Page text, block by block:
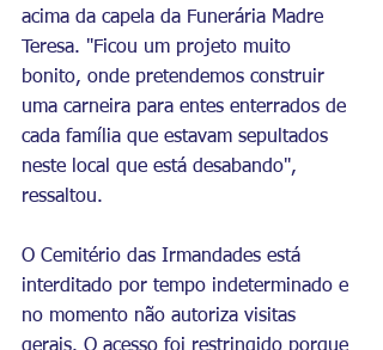
acima da capela da Funerária Madre
Teresa. "Ficou um projeto muito
bonito, onde pretendemos construir
uma carneira para entes enterrados de
cada família que estavam sepultados
neste local que está desabando",
ressaltou.
O Cemitério das Irmandades está
interditado por tempo indeterminado e
no momento não autoriza visitas